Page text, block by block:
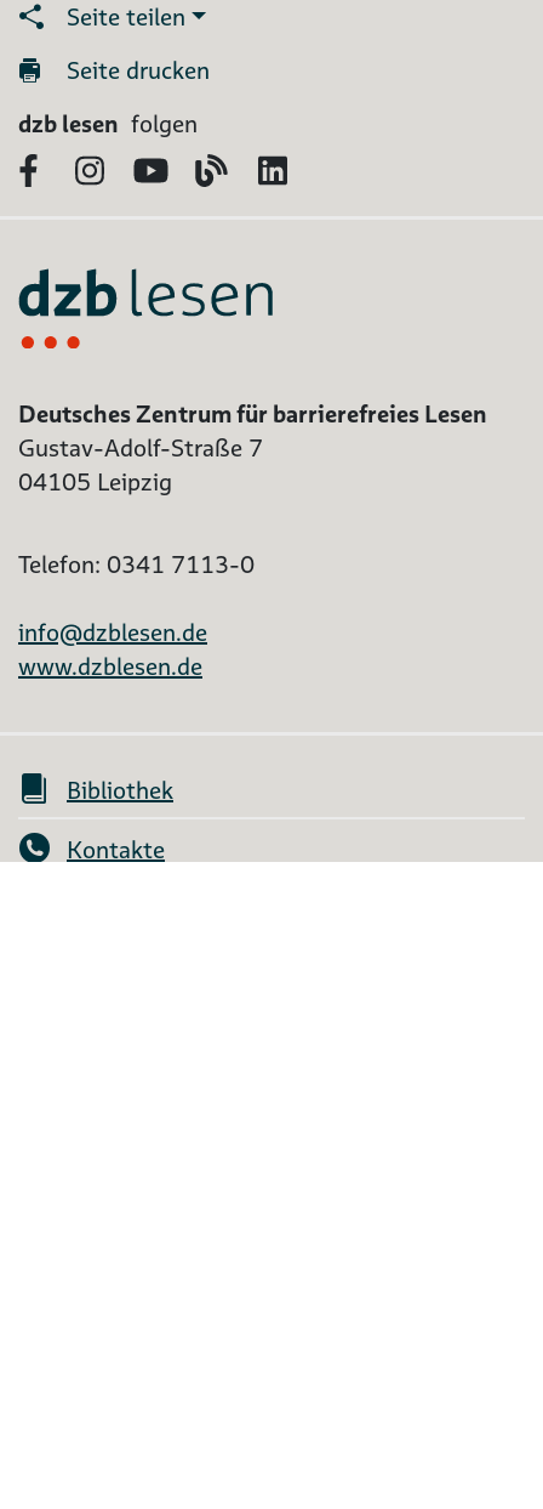
Seite teilen
Seite drucken
dzb lesen folgen
FacebookInstagram
YouTubeBlog
Deutsches Zentrum für barrierefreies Lesen
Gustav-Adolf-Straße 7
04105 Leipzig
Telefon: 0341 7113-0
info@dzblesen.de
www.dzblesen.de
Bibliothek
Kontakte